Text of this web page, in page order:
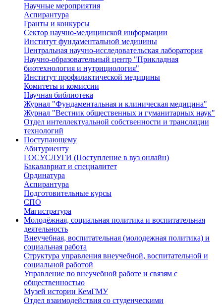
Научные мероприятия
Аспирантура
Гранты и конкурсы
Сектор научно-медицинской информации
Институт фундаментальной медицины
Центральная научно-исследовательская лаборатория
Научно-образовательный центр "Прикладная
биотехнология и нутрициология"
Институт профилактической медицины
Комитеты и комиссии
Научная библиотека
Журнал "Фундаментальная и клиническая медицина"
Журнал "Вестник общественных и гуманитарных наук"
Отдел интеллектуальной собственности и трансляции
технологий
Поступающему
Абитуриенту
ГОСУСЛУГИ (Поступление в вуз онлайн)
Бакалавриат и специалитет
Ординатура
Аспирантура
Подготовительные курсы
СПО
Магистратура
Молодёжная, социальная политика и воспитательная
деятельность
Внеучебная, воспитательная (молодежная политика) и
социальная работа
Структура управления внеучебной, воспитательной и
социальной работой
Управление по внеучебной работе и связям с
общественностью
Музей истории КемГМУ
Отдел взаимодействия со студенческими